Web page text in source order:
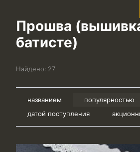
Прошва
батисте)
Найдено: 27
названием
популярностью
датой поступления